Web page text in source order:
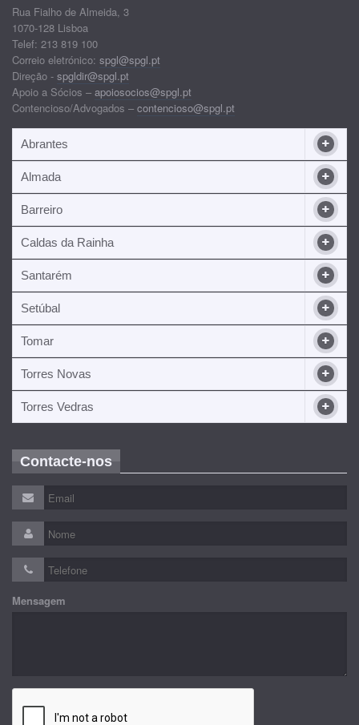
Rua Fialho de Almeida, 3
1070-128 Lisboa
Telef: 213 819 100
Correio eletrónico: spgl@spgl.pt
Direção - spgldir@spgl.pt
Apoio a Sócios – apoiosocios@spgl.pt
Contencioso/Advogados – contencioso@spgl.pt
Abrantes
Almada
Barreiro
Caldas da Rainha
Santarém
Setúbal
Tomar
Torres Novas
Torres Vedras
Contacte-nos
Mensagem